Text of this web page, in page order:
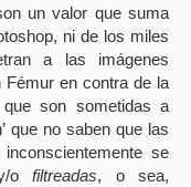
un valor que suma
ni de los miles
a las imágenes
en contra de la
son sometidas a
que no saben que las
se
o filtreadas, o sea,